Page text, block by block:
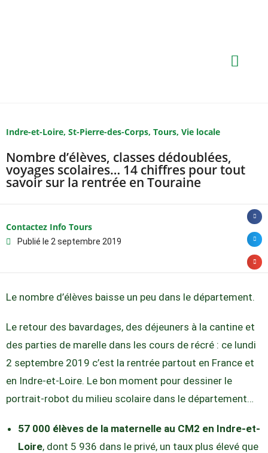
Indre-et-Loire, St-Pierre-des-Corps, Tours, Vie locale
Nombre d’élèves, classes dédoublées,
voyages scolaires… 14 chiffres pour tout
savoir sur la rentrée en Touraine
Contactez Info Tours
Publié le 2 septembre 2019
Le nombre d’élèves baisse un peu dans le département.
Le retour des bavardages, des déjeuners à la cantine et
des parties de marelle dans les cours de récré : ce lundi
2 septembre 2019 c’est la rentrée partout en France et
en Indre-et-Loire. Le bon moment pour dessiner le
portrait-robot du milieu scolaire dans le département…
57 000 élèves de la maternelle au CM2 en Indre-et-
Loire, dont 5 936 dans le privé, un taux plus élevé que